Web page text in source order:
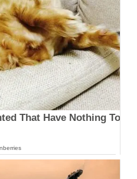
That Have Nothing To